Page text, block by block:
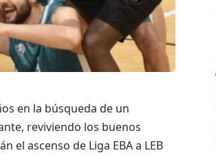
en la búsqueda de un
reviviendo los buenos
el ascenso de Liga EBA a LEB